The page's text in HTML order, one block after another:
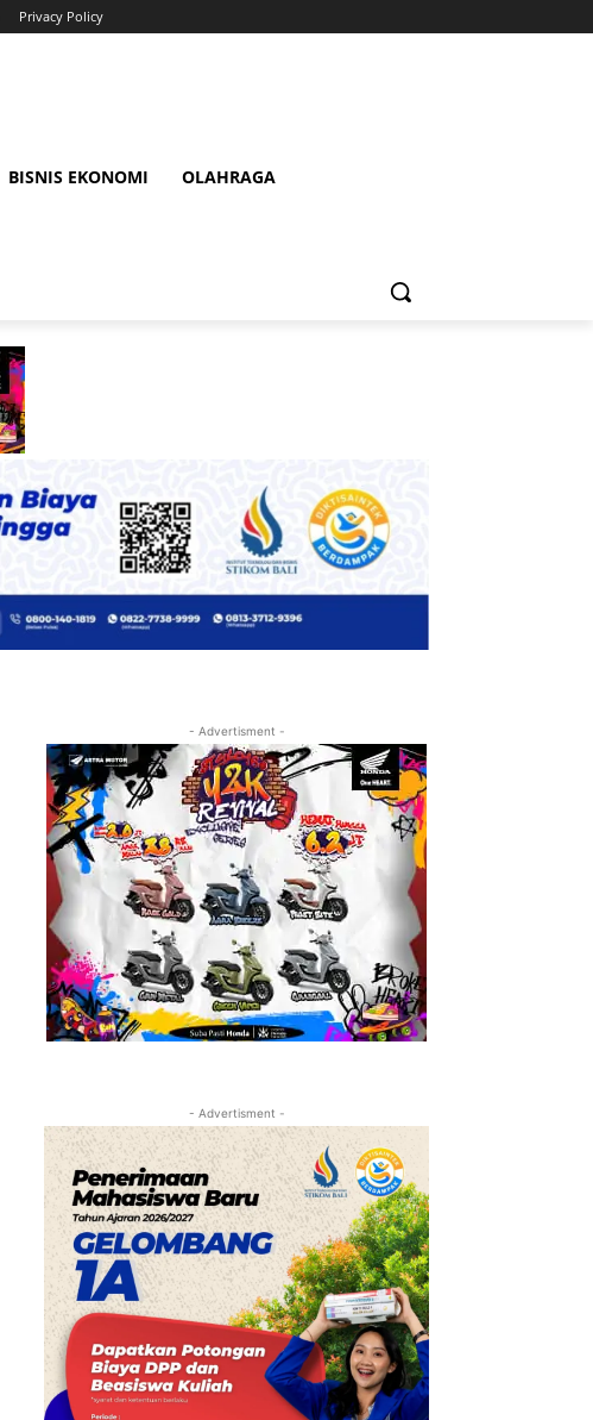
Privacy Policy
BISNIS EKONOMI OLAHRAGA
- Advertisment -
- Advertisment -